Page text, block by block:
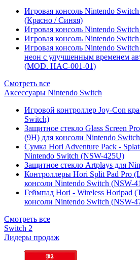
Игровая консоль Nintendo
(Красно / Синяя)
Игровая консоль Nintendo
Игровая консоль Nintendo
Игровая консоль Nintendo
неон с улучшенным временем
(MOD. HAC-001-01)
Смотреть все
Аксессуары Nintendo Switch
Игровой контроллер Joy-Con
Switch)
Защитное стекло Glass Screen
(9H) для консоли Nintendo Switch
Сумка Hori Adventure Pack -
Nintendo Switch (NSW-425U)
Защитное стекло Artplays для
Контроллеры Hori Split Pad Pro
консоли Nintendo Switch (NSW-
Геймпад Hori - Wireless Horipad
консоли Nintendo Switch (NSW-
Смотреть все
Switch 2
Лидеры продаж